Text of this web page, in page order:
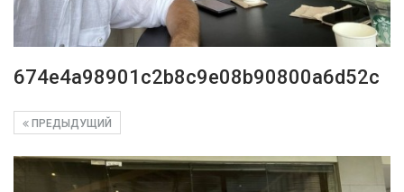
674e4a98901c2b8c9e08b90800a6d52c
ПРЕДЫДУЩИЙ